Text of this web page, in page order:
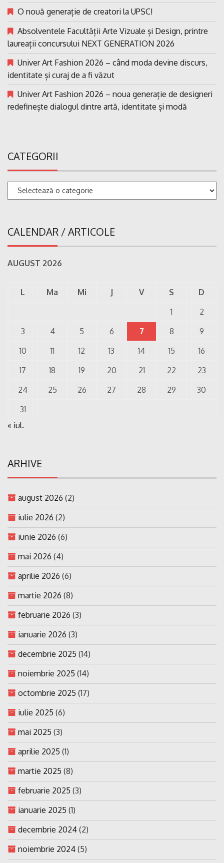
O nouă generație de creatori la UPSC!
Absolventele Facultății Arte Vizuale și Design, printre
laureații concursului NEXT GENERATION 2026
Univer Art Fashion 2026 – când moda devine discurs,
identitate și curaj de a fi văzut
Univer Art Fashion 2026 – noua generație de designeri
redefinește dialogul dintre artă, identitate și modă
CATEGORII
Categorii
CALENDAR / ARTICOLE
AUGUST 2026
L Ma Mi J V S
D
1
2
3
4 5 6 7 8
9
10
11 12 13 14 15
16
17
18 19 20 21 22
23
24
25 26 27 28 29
30
31
« iul.
ARHIVE
august 2026 (2)
iulie 2026 (2)
iunie 2026 (6)
mai 2026 (4)
aprilie 2026 (6)
martie 2026 (8)
februarie 2026 (3)
ianuarie 2026 (3)
decembrie 2025 (14)
noiembrie 2025 (14)
octombrie 2025 (17)
iulie 2025 (6)
mai 2025 (3)
aprilie 2025 (1)
martie 2025 (8)
februarie 2025 (3)
ianuarie 2025 (1)
decembrie 2024 (2)
noiembrie 2024 (5)